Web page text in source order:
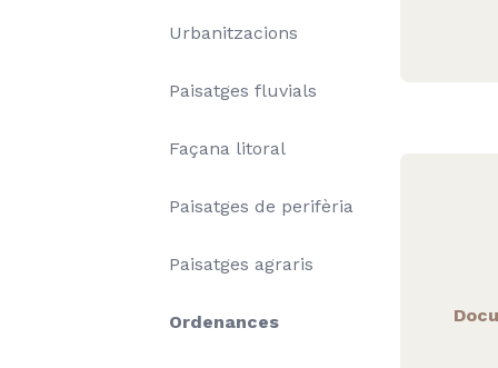
Urbanitzacions
Paisatges fluvials
Façana litoral
Paisatges de perifèria
Paisatges agraris
Ordenances